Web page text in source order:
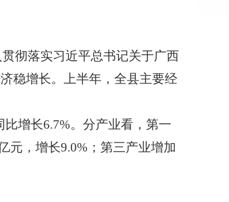
彻落实习近平总书记关于广西
稳增长。上半年，全县主要经
增长6.7%。分产业看，第一
元，增长9.0%；第三产业增加